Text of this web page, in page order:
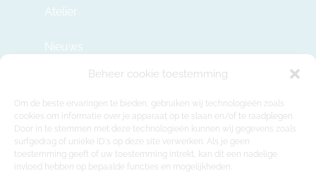
Beheer cookie toestemming
Om de beste ervaringen te bieden, gebruiken wij technologieën zoals
cookies om informatie over je apparaat op te slaan en/of te raadplegen.
Door in te stemmen met deze technologieën kunnen wij gegevens zoals
surfgedrag of unieke ID's op deze site verwerken. Als je geen
toestemming geeft of uw toestemming intrekt, kan dit een nadelige
invloed hebben op bepaalde functies en mogelijkheden.
Atelier
Nieuws
info@modulehome.be
+32 2 669 36 50